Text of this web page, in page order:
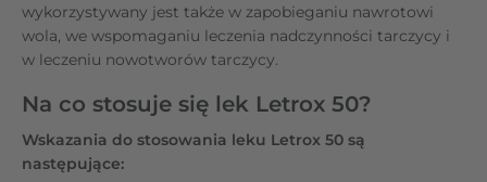
wykorzystywany jest także w zapobieganiu nawrotowi
wola, we wspomaganiu leczenia nadczynności tarczycy i
w leczeniu nowotworów tarczycy.
Na co stosuje się lek Letrox 50?
Wskazania do stosowania leku Letrox 50 są
następujące: